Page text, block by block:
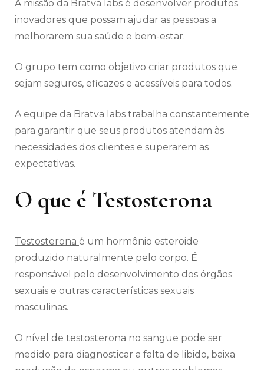
A missão da Bratva labs é desenvolver produtos
inovadores que possam ajudar as pessoas a
melhorarem sua saúde e bem-estar.
O grupo tem como objetivo criar produtos que
sejam seguros, eficazes e acessíveis para todos.
A equipe da Bratva labs trabalha constantemente
para garantir que seus produtos atendam às
necessidades dos clientes e superarem as
expectativas.
O que é Testosterona
Testosterona é um hormônio esteroide
produzido naturalmente pelo corpo. É
responsável pelo desenvolvimento dos órgãos
sexuais e outras características sexuais
masculinas.
O nível de testosterona no sangue pode ser
medido para diagnosticar a falta de libido, baixa